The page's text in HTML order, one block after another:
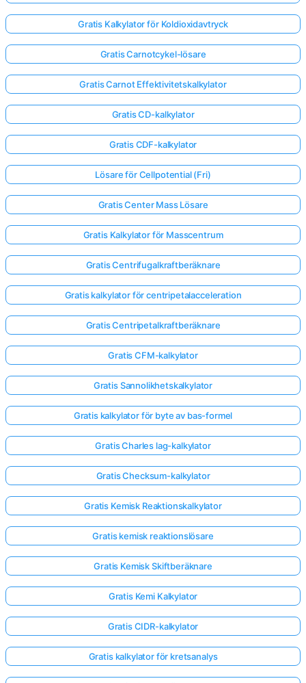
Gratis Kalkylator för Koldioxidavtryck
Gratis Carnotcykel-lösare
Gratis Carnot Effektivitetskalkylator
Gratis CD-kalkylator
Gratis CDF-kalkylator
Lösare för Cellpotential (Fri)
Gratis Center Mass Lösare
Gratis Kalkylator för Masscentrum
Gratis Centrifugalkraftberäknare
Gratis kalkylator för centripetalacceleration
Gratis Centripetalkraftberäknare
Gratis CFM-kalkylator
Gratis Sannolikhetskalkylator
Gratis kalkylator för byte av bas-formel
Gratis Charles lag-kalkylator
Gratis Checksum-kalkylator
Gratis Kemisk Reaktionskalkylator
Gratis kemisk reaktionslösare
Gratis Kemisk Skiftberäknare
Gratis Kemi Kalkylator
Gratis CIDR-kalkylator
Gratis kalkylator för kretsanalys